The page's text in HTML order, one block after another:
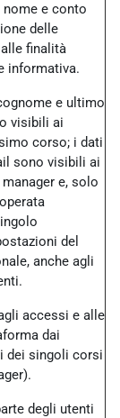
nome e conto
delle
finalità
informativa.
e ultimo
visibili ai
corso; i dati
sono visibili ai
e, solo
del
anche agli
accessi e alle
dai
dei singoli corsi
degli utenti